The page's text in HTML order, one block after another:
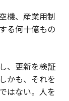
機、産業用制
る何十億もの
、更新を検証
かも、それを
はない。人を